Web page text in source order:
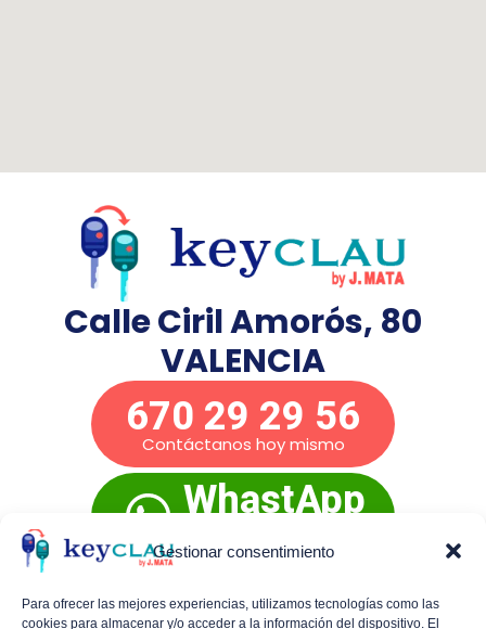
Gestionar consentimiento
Para ofrecer las mejores experiencias, utilizamos tecnologías como las
cookies para almacenar y/o acceder a la información del dispositivo. El
Calle Ciril Amorós, 80
VALENCIA
670 29 29 56
Contáctanos hoy mismo
WhastApp
inmediato